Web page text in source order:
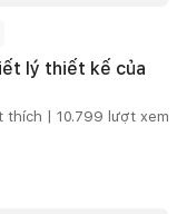
lý thiết kế của
thích | 10.799 lượt xem